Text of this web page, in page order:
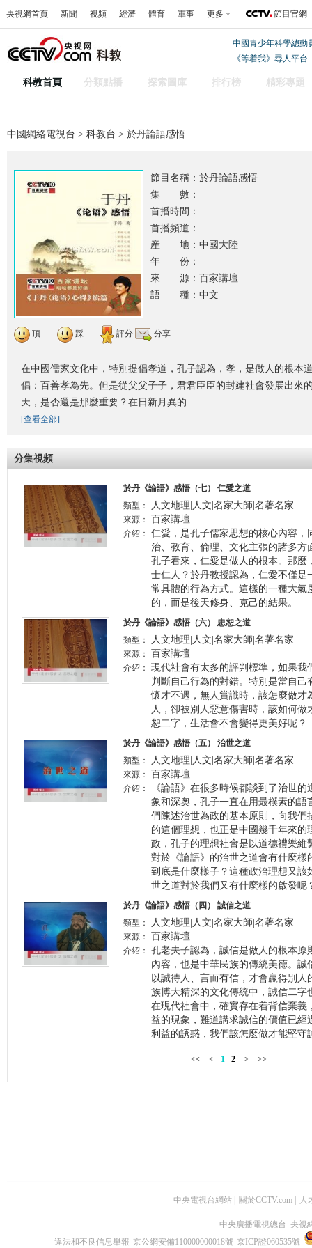
央視網首頁 新聞 視頻 經濟 體育 軍事 更多 節目官網
中國青少年科學總動
《等着我》尋人平台
科教首頁 分類點播 探索圖庫 排行榜 精彩專題
中國網絡電視台 > 科教台 > 於丹論語感悟
節目名稱： 於丹論語感悟
集 數：
首播時間：
首播頻道：
産 地：中國大陸
年 份：
來 源：百家講壇
語 種：中文
頂 踩 評分 分享
在中國儒家文化中，特別提倡孝道，孔子認為，孝，是做人的根本
倡：百善孝為先。但是從父父子子，君君臣臣的封建社會發展出來
天，是否還是那麼重要？在日新月異的
[查看全部]
分集視頻
於丹《論語》感悟（七） 仁愛之道
類型：
人文地理|人文|名家大師|名著名家
來源： 百家講壇
介紹：
仁愛，是孔子儒家思想的核心內容，
治、教育、倫理、文化主張的諸多方
孔子看來，仁愛是做人的根本。那麼
士仁人？於丹教授認為，仁愛不僅是
常具體的行為方式。這樣的一種大氣
的，而是後天修身、克己的結果。
於丹《論語》感悟（六） 忠恕之道
類型：
人文地理|人文|名家大師|名著名家
來源： 百家講壇
介紹：
現代社會有太多的評判標準，如果我
判斷自己行為的對錯。特別是當自
懷才不遇，無人賞識時，該怎麼做才
人，卻被別人惡意傷害時，該如何
恕二字，生活會不會變得更美好呢？
於丹《論語》感悟（五） 治世之道
類型：
人文地理|人文|名家大師|名著名家
來源： 百家講壇
介紹：
《論語》在很多時候都談到了治世
象和深奧，孔子一直在用最樸素的語
們陳述治世為政的基本原則，向我們
的這個理想，也正是中國幾千年來
政，孔子的理想社會是以道德禮樂維
對於《論語》的治世之道會有什麼樣
到底是什麼樣子？這種政治理想又該
世之道對於我們又有什麼樣的啟發呢
於丹《論語》感悟（四） 誠信之道
類型：
人文地理|人文|名家大師|名著名家
來源： 百家講壇
介紹：
孔老夫子認為，誠信是做人的根本原
內容，也是中華民族的傳統美德。
以誠待人、言而有信，才會贏得別
族博大精深的文化傳統中，誠信二字
在現代社會中，確實存在着背信棄義
益的現象，難道講求誠信的價值已經
利益的誘惑，我們該怎麼做才能堅守
<< < 1 2 > >>
中央電視台網站 關於CCTV.com 人
中央廣播電視總台 央視
違法和不良信息舉報 京公網安備110000000018號 京ICP證060535號